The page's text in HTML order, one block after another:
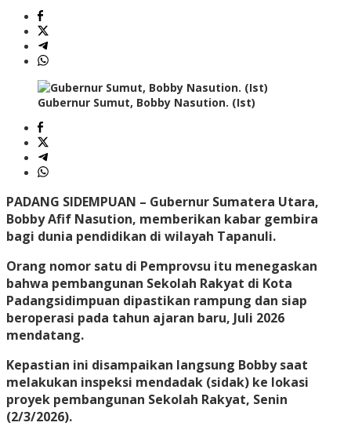
Gubernur Sumut, Bobby Nasution. (Ist)
PADANG SIDEMPUAN – Gubernur Sumatera Utara,
Bobby Afif Nasution, memberikan kabar gembira
bagi dunia pendidikan di wilayah Tapanuli.
Orang nomor satu di Pemprovsu itu menegaskan
bahwa pembangunan Sekolah Rakyat di Kota
Padangsidimpuan dipastikan rampung dan siap
beroperasi pada tahun ajaran baru, Juli 2026
mendatang.
Kepastian ini disampaikan langsung Bobby saat
melakukan inspeksi mendadak (sidak) ke lokasi
proyek pembangunan Sekolah Rakyat, Senin
(2/3/2026).